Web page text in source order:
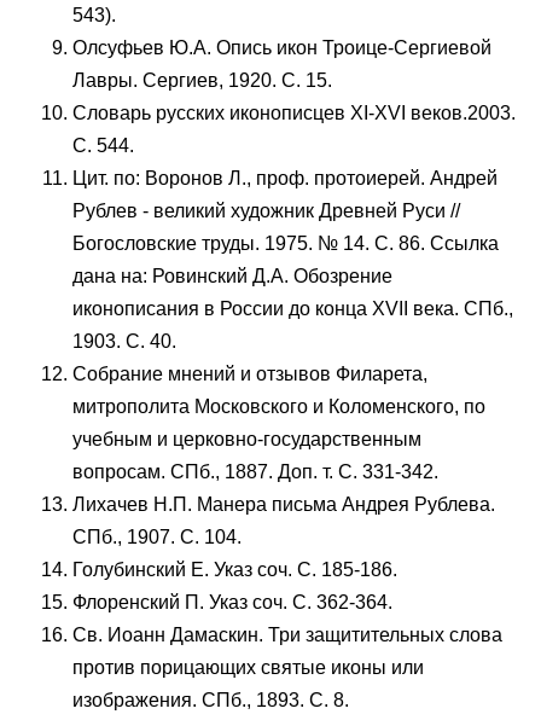
543).
Олсуфьев Ю.А. Опись икон Троице-Сергиевой
Лавры. Сергиев, 1920. С. 15.
Словарь русских иконописцев XI-XVI веков.2003.
С. 544.
Цит. по: Воронов Л., проф. протоиерей. Андрей
Рублев - великий художник Древней Руси //
Богословские труды. 1975. № 14. С. 86. Ссылка
дана на: Ровинский Д.А. Обозрение
иконописания в России до конца XVII века. СПб.,
1903. С. 40.
Собрание мнений и отзывов Филарета,
митрополита Московского и Коломенского, по
учебным и церковно-государственным
вопросам. СПб., 1887. Доп. т. С. 331-342.
Лихачев Н.П. Манера письма Андрея Рублева.
СПб., 1907. С. 104.
Голубинский Е. Указ соч. С. 185-186.
Флоренский П. Указ соч. С. 362-364.
Св. Иоанн Дамаскин. Три защитительных слова
против порицающих святые иконы или
изображения. СПб., 1893. С. 8.